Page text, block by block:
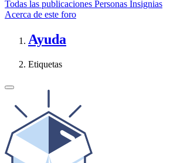
Todas las publicaciones Personas Insignias
Acerca de este foro
Ayuda
Etiquetas